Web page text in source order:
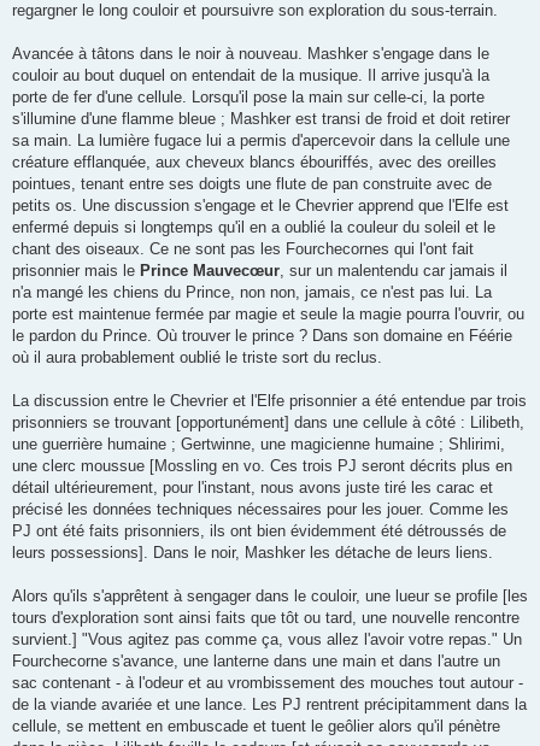
regargner le long couloir et poursuivre son exploration du sous-terrain.
Avancée à tâtons dans le noir à nouveau. Mashker s'engage dans le
couloir au bout duquel on entendait de la musique. Il arrive jusqu'à la
porte de fer d'une cellule. Lorsqu'il pose la main sur celle-ci, la porte
s'illumine d'une flamme bleue ; Mashker est transi de froid et doit retirer
sa main. La lumière fugace lui a permis d'apercevoir dans la cellule une
créature efflanquée, aux cheveux blancs ébouriffés, avec des oreilles
pointues, tenant entre ses doigts une flute de pan construite avec de
petits os. Une discussion s'engage et le Chevrier apprend que l'Elfe est
enfermé depuis si longtemps qu'il en a oublié la couleur du soleil et le
chant des oiseaux. Ce ne sont pas les Fourchecornes qui l'ont fait
prisonnier mais le Prince Mauvecœur, sur un malentendu car jamais il
n'a mangé les chiens du Prince, non non, jamais, ce n'est pas lui. La
porte est maintenue fermée par magie et seule la magie pourra l'ouvrir, ou
le pardon du Prince. Où trouver le prince ? Dans son domaine en Féérie
où il aura probablement oublié le triste sort du reclus.
La discussion entre le Chevrier et l'Elfe prisonnier a été entendue par trois
prisonniers se trouvant [opportunément] dans une cellule à côté : Lilibeth,
une guerrière humaine ; Gertwinne, une magicienne humaine ; Shlirimi,
une clerc moussue [Mossling en vo. Ces trois PJ seront décrits plus en
détail ultérieurement, pour l'instant, nous avons juste tiré les carac et
précisé les données techniques nécessaires pour les jouer. Comme les
PJ ont été faits prisonniers, ils ont bien évidemment été détroussés de
leurs possessions]. Dans le noir, Mashker les détache de leurs liens.
Alors qu'ils s'apprêtent à sengager dans le couloir, une lueur se profile [les
tours d'exploration sont ainsi faits que tôt ou tard, une nouvelle rencontre
survient.] "Vous agitez pas comme ça, vous allez l'avoir votre repas." Un
Fourchecorne s'avance, une lanterne dans une main et dans l'autre un
sac contenant - à l'odeur et au vrombissement des mouches tout autour -
de la viande avariée et une lance. Les PJ rentrent précipitamment dans la
cellule, se mettent en embuscade et tuent le geôlier alors qu'il pénètre